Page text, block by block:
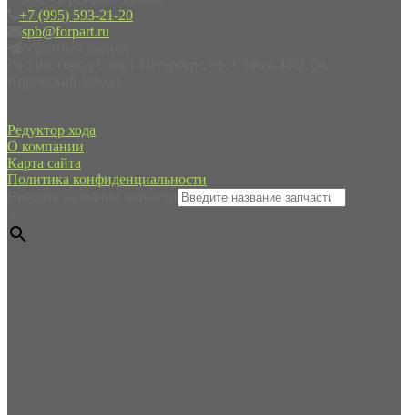
+7 (995) 593-21-20
spb@forpart.ru
Редуктор хода
О компании
Карта сайта
Политика конфиденциальности